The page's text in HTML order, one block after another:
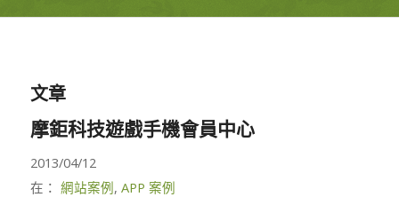
文章
摩鉅科技遊戲手機會員中心
2013/04/12
在： 網站案例, APP 案例